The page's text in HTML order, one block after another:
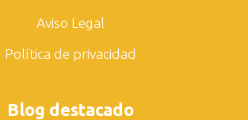
Aviso Legal
Política de privacidad
Blog destacado